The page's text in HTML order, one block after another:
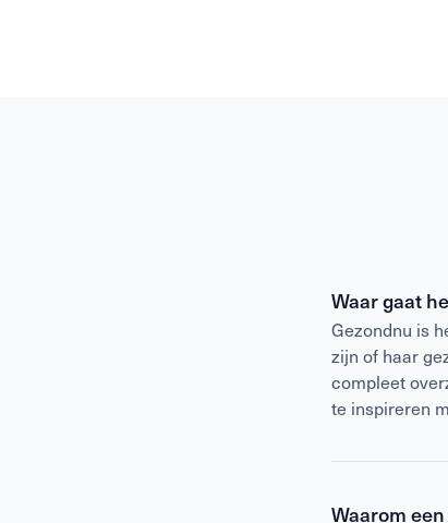
Waar gaat
Gezondnu is
zijn of haar
compleet
te inspireren
Waarom